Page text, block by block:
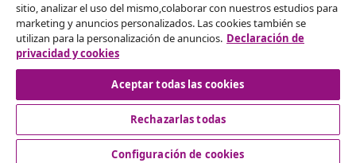
Descubre mas
sitio, analizar el uso del mismo,colaborar con nuestros estudios para
marketing y anuncios personalizados. Las cookies también se
utilizan para la personalización de anuncios. Declaración de
privacidad y cookies
Aceptar todas las cookies
Rechazarlas todas
Configuración de cookies